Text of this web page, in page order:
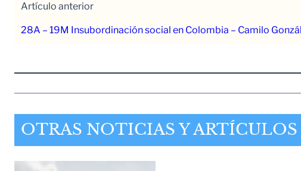
Artículo anterior
28A – 19M Insubordinación social en Colombia – Camilo
OTRAS NOTICIAS Y ARTÍCULOS